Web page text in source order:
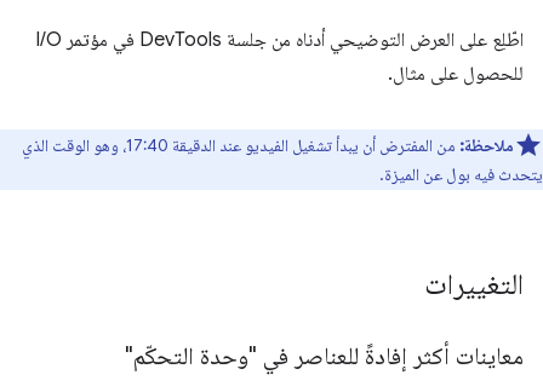
اطّلِع على العرض التوضيحي أدناه من جلسة DevTools في مؤتمر I/O
للحصول على مثال.
ملاحظة:
من المفترض أن يبدأ تشغيل الفيديو عند الدقيقة 17:40، وهو الوقت الذي
يتحدث فيه بول عن الميزة.
التغييرات
معاينات أكثر إفادةً للعناصر في "وحدة التحكّم"